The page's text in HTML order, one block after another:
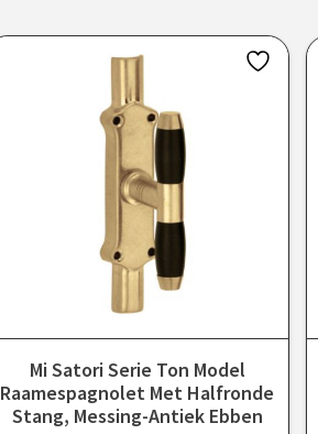
Mi Satori Serie Ton Model
Raamespagnolet Met Halfronde
Stang, Messing-Antiek Ebben